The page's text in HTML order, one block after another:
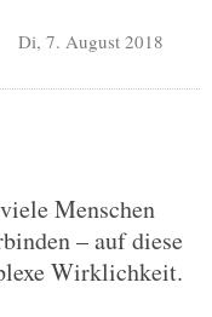
Di, 7. August 2018
Menschen
– auf diese
Wirklichkeit.